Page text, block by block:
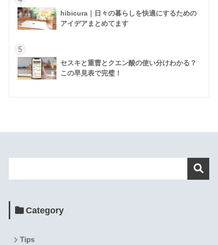
hibicura｜日々の暮らしを快適にするための
アイデアまとめてます
5
セスキと重曹とクエン酸の使い分けわかる？
この早見表で完璧！
Category
Tips